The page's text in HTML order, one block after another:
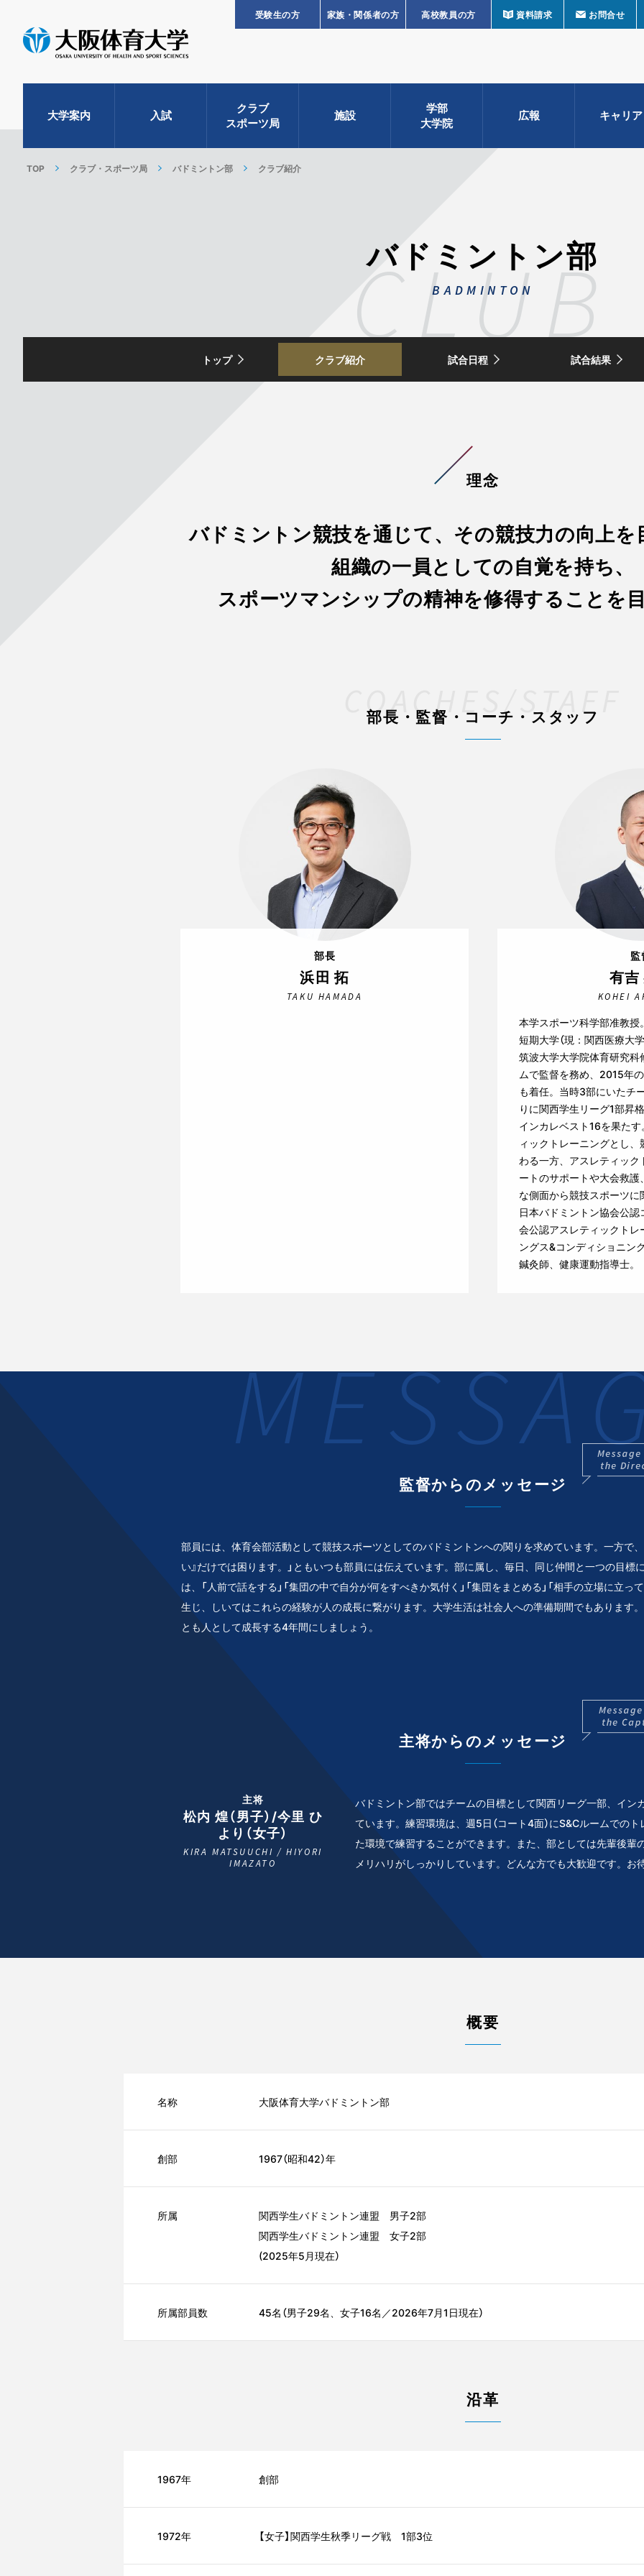
受験生の方 家族・関係者の方 高校教員の方 資料請求 お問合せ
大学案内 入試
クラブ
スポーツ局
施設
学部
大学院
広報 キャリア
TOP クラブ・スポーツ局 バドミントン部 クラブ紹介
バドミントン部
BADMINTON
CLUB
トップ クラブ紹介 試合日程 試合結果
理念
バドミントン競技を通じて、その競技力の向上を
組織の一員としての自覚を持ち、
スポーツマンシップの精神を修得することを
COACHES/STAFF
部長・監督・コーチ・スタッフ
部長
浜田 拓
TAKU HAMADA
有吉
KOHEI
本学スポーツ科学部准教
短期大学（現：関西医療大
筑波大学大学院体育研究
ムで監督を務め、2015年
も着任。当時3部にいたチ
りに関西学生リーグ1部昇
インカレベスト16を果た
ィックトレーニングとし
わる一方、アスレティッ
ートのサポートや大会救
な側面から競技スポーツに
日本バドミントン協会公
会公認アスレティックト
ングス&コンディショニン
鍼灸師、健康運動指導士。
監督からのメッセージ
部員には、体育会部活動として競技スポーツとしてのバドミントンへの関りを求めています。一方で、
い』だけでは困ります。」ともいつも部員には伝えています。部に属し、毎日、同じ仲間と一つの目標
は、「人前で話をする」「集団の中で自分が何をすべきか気付く」「集団をまとめる」「相手の立場に立っ
生じ、しいてはこれらの経験が人の成長に繋がります。大学生活は社会人への準備期間でもあります
とも人として成長する4年間にしましょう。
主将からのメッセージ
主将
松内 煌（男子）/今里 ひ
より（女子）
KIRA MATSUUCHI / HIYORI
IMAZATO
バドミントン部ではチームの目標として関西リーグ一部、イン
ています。練習環境は、週5日（コート4面）にS&Cルームでの
た環境で練習することができます。また、部としては先輩後輩
メリハリがしっかりしています。どんな方でも大歓迎です。お
概要
名称 大阪体育大学バドミントン部
創部 1967（昭和42）年
所属
関西学生バドミントン連盟 男子2部
関西学生バドミントン連盟 女子2部
(2025年5月現在）
所属部員数 45名（男子29名、女子16名／2026年7月1日現在）
沿革
1967年 創部
1972年 【女子】関西学生秋季リーグ戦 1部3位